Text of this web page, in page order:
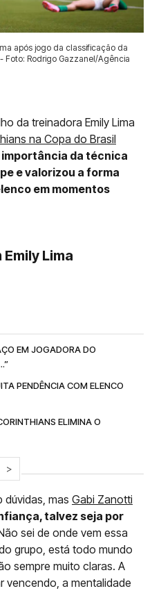
após jogo da classificação da
Foto: Rodrigo Gazzanel/Agência
da treinadora Emily Lima
na Copa do Brasil
da técnica
e valorizou a forma
em momentos
Lima
EM JOGADORA DO
PENDÊNCIA COM ELENCO
ELIMINA O
>
mas Gabi Zanotti
talvez seja por
sei de onde vem essa
grupo, está todo mundo
sempre muito claras. A
vencendo, a mentalidade